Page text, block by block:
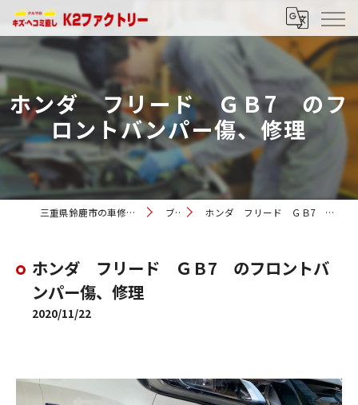
ホンダ フリード ＧＢ7 のフ
ロントバンパー傷、修理
三重県鈴鹿市の車修理ならK2ファクトリー ブログ ホンダ フリード ＧＢ7 のフロントバンパー傷、修理
ホンダ フリード ＧＢ7 のフロントバ
ンパー傷、修理
2020/11/22